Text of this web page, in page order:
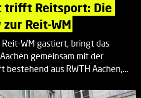
trifft Reitsport: Die
zur Reit-WM
Reit-WM gastiert, bringt das
gemeinsam mit der
bestehend aus RWTH Aachen,…